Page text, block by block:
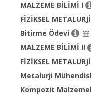
MALZEME BİLİMİ I
FİZİKSEL
Bitirme Ödevi
MALZEME BİLİMİ II
FİZİKSEL
Metalurji
Kompozit